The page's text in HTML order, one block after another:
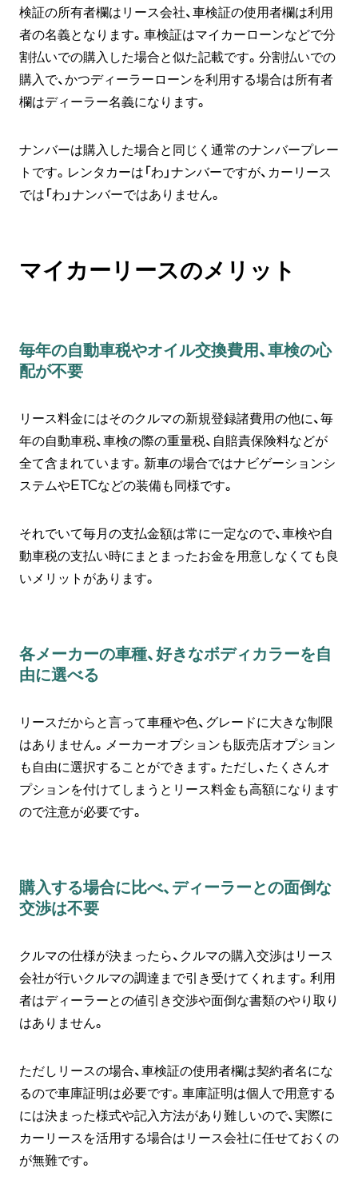
検証の所有者欄はリース会社、車検証の使用者欄は利用
者の名義となります。車検証はマイカーローンなどで分
割払いでの購入した場合と似た記載です。分割払いでの
購入で、かつディーラーローンを利用する場合は所有者
欄はディーラー名義になります。
ナンバーは購入した場合と同じく通常のナンバープレー
トです。レンタカーは「わ」ナンバーですが、カーリース
では「わ」ナンバーではありません。
マイカーリースのメリット
毎年の自動車税やオイル交換費用、車検の心
配が不要
リース料金にはそのクルマの新規登録諸費用の他に、毎
年の自動車税、車検の際の重量税、自賠責保険料などが
全て含まれています。新車の場合ではナビゲーションシ
ステムやETCなどの装備も同様です。
それでいて毎月の支払金額は常に一定なので、車検や自
動車税の支払い時にまとまったお金を用意しなくても良
いメリットがあります。
各メーカーの車種、好きなボディカラーを自
由に選べる
リースだからと言って車種や色、グレードに大きな制限
はありません。メーカーオプションも販売店オプション
も自由に選択することができます。ただし、たくさんオ
プションを付けてしまうとリース料金も高額になります
ので注意が必要です。
購入する場合に比べ、ディーラーとの面倒な
交渉は不要
クルマの仕様が決まったら、クルマの購入交渉はリース
会社が行いクルマの調達まで引き受けてくれます。利用
者はディーラーとの値引き交渉や面倒な書類のやり取り
はありません。
ただしリースの場合、車検証の使用者欄は契約者名にな
るので車庫証明は必要です。車庫証明は個人で用意する
には決まった様式や記入方法があり難しいので、実際に
カーリースを活用する場合はリース会社に任せておくの
が無難です。